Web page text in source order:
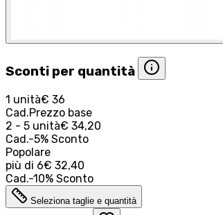
Sconti per quantità
1 unità€ 36
Cad.Prezzo base
2 - 5 unità€ 34,20
Cad.-5% Sconto
Popolare
più di 6€ 32,40
Cad.-10% Sconto
Seleziona taglie e quantità